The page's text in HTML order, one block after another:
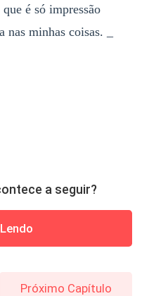
é só impressão
minhas coisas. _
a seguir?
Próximo Capítulo